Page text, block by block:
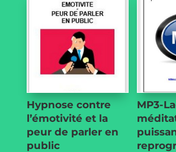
Hypnose contre
l’émotivité et la
peur de parler en
public
MP3-